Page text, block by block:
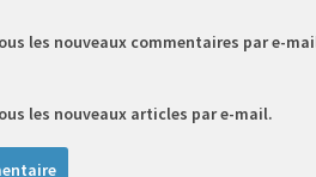
les nouveaux commentaires par e-
les nouveaux articles par e-mail.